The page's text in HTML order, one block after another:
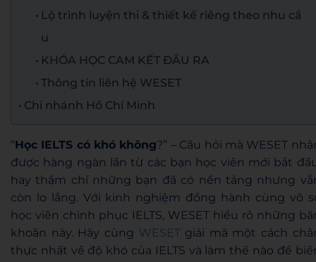
Lộ trình luyện thi & thiết kế riêng theo nhu cầ
u
KHÓA HỌC CAM KẾT ĐẦU RA
Thông tin liên hệ WESET
Chi nhánh Hồ Chí Minh
“Học IELTS có khó không?” – Câu hỏi mà WESET
được hàng ngàn lần từ các bạn học viên mới bắt
hay thậm chí những bạn đã có nền tảng nhưng
còn lo lắng. Với kinh nghiệm đồng hành cùng vô
học viên chinh phục IELTS, WESET hiểu rõ những
khoăn này. Hãy cùng WESETgiải mã một cách
thực nhất về độ khó của IELTS và làm thế nào để